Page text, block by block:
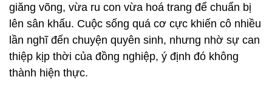
giăng võng, vừa ru con vừa hoá trang để chuẩn bị
lên sân khấu. Cuộc sống quá cơ cực khiến cô nhiều
lần nghĩ đến chuyện quyên sinh, nhưng nhờ sự can
thiệp kịp thời của đồng nghiệp, ý định đó không
thành hiện thực.